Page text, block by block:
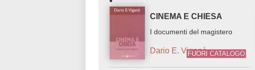
CINEMA E CHIESA
I documenti del magistero
Dario E. ViganòFUORI CATALOGO